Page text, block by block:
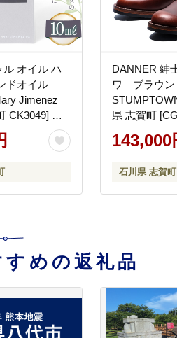
ル オイル ハ
ドオイル
Jimenez
CK3049] 精
ンド フレッ
ーズマリー
DANNER 紳
ワ ブラウン
県 志賀町
143,000
石川県 志賀町
めの返礼品